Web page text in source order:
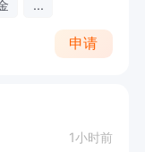
...
申请
1小时前